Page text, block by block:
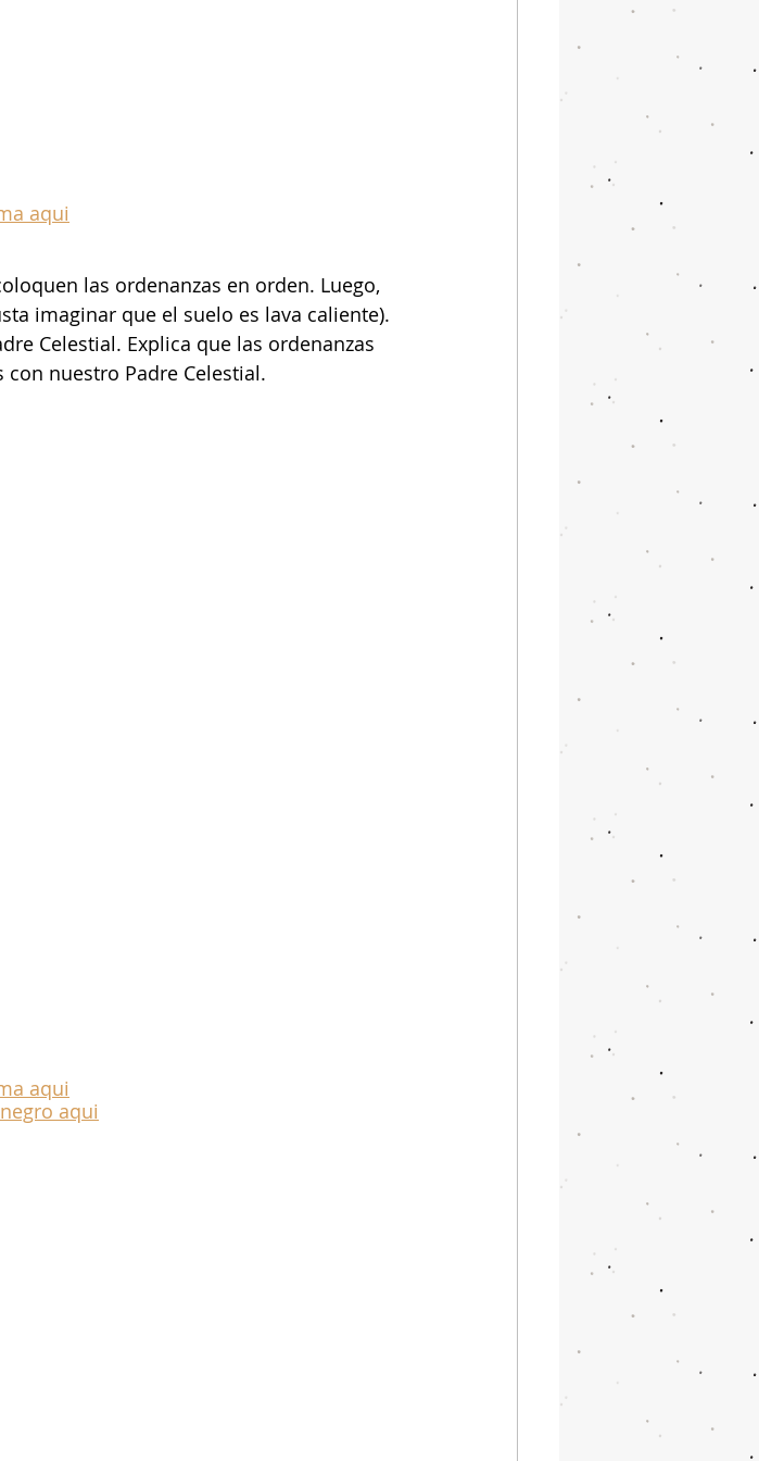
aqui
las ordenanzas en orden. Luego,
imaginar que el suelo es lava caliente).
Celestial. Explica que las ordenanzas
nuestro Padre Celestial.
aqui
aqui